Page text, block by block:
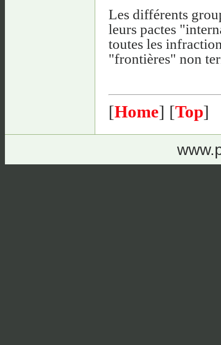
Les différents
leurs pactes
toutes les
"frontières" non
[Home] [Top]